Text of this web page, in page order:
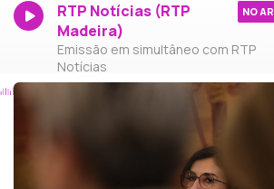
RTP Notícias (RTP
Madeira)
Emissão em simultâneo com RTP
Notícias
NO AR